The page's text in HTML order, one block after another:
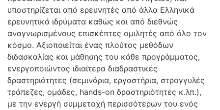
υποστηρίζεται από ερευνητές από άλλα Ελληνικά
ερευνητικά ιδρύματα καθώς και από διεθνώς
αναγνωρισμένους επισκέπτες ομιλητές από όλο τον
κόσμο. Αξιοποιείται ένας πλούτος μεθόδων
διδασκαλίας και μάθησης του κάθε προγράμματος,
ενεργοποιώντας ιδιαίτερα διαδραστικές
δραστηριότητες (σεμινάρια, εργαστήρια, στρογγυλές
τράπεζες, ομάδες, hands-on δραστηριότητες κ.λπ.),
με την ενεργή συμμετοχή περισσότερων του ενός